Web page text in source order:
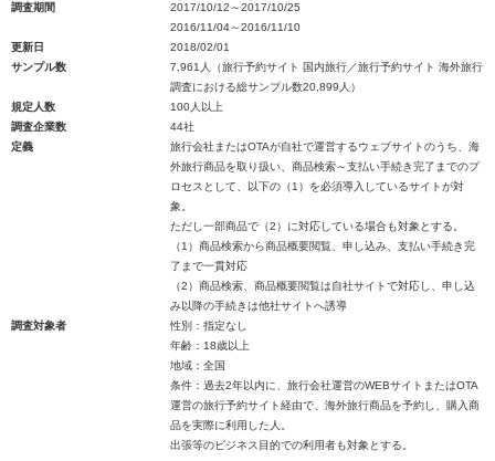
調査期間
2017/10/12～2017/10/25
2016/11/04～2016/11/10
更新日
2018/02/01
サンプル数
7,961人（旅行予約サイト 国内旅行／旅行予約サイト 海外旅行
調査における総サンプル数20,899人）
規定人数
100人以上
調査企業数
44社
定義
旅行会社またはOTAが自社で運営するウェブサイトのうち、海
外旅行商品を取り扱い、商品検索～支払い手続き完了までのプ
ロセスとして、以下の（1）を必須導入しているサイトが対
象。
ただし一部商品で（2）に対応している場合も対象とする。
（1）商品検索から商品概要閲覧、申し込み、支払い手続き完
了まで一貫対応
（2）商品検索、商品概要閲覧は自社サイトで対応し、申し込
み以降の手続きは他社サイトへ誘導
調査対象者
性別：指定なし
年齢：18歳以上
地域：全国
条件：過去2年以内に、旅行会社運営のWEBサイトまたはOTA
運営の旅行予約サイト経由で、海外旅行商品を予約し、購入商
品を実際に利用した人。
出張等のビジネス目的での利用者も対象とする。